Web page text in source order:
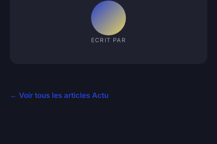
ECRIT PAR
← Voir tous les articles Actu